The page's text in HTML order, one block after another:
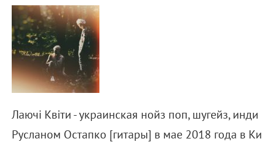
Лаючі Квіти - украинская нойз поп, шугейз,
Русланом Остапко [гитары] в мае 2018 года в